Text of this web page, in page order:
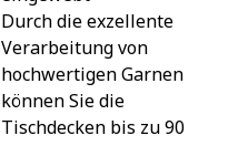
Durch die exzellente
Verarbeitung von
hochwertigen Garnen
können Sie die
Tischdecken bis zu 90